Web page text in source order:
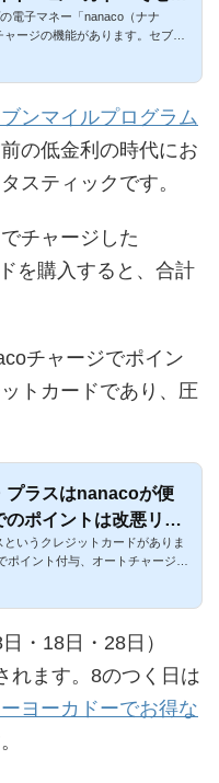
が対象
電子マネー「nanaco（ナナ
ージの機能があります。セブン-
ンマイルプログラム
の低金利の時代にお
スティックです。
チャージした
を購入すると、合計
チャージでポイン
トカードであり、圧
プラスはnanacoが便
のポイントは改悪リス
いうクレジットカードがありま
ポイント付与、オートチャージも
・18日・28日）
れます。8のつく日は
ヨーカドーでお得な